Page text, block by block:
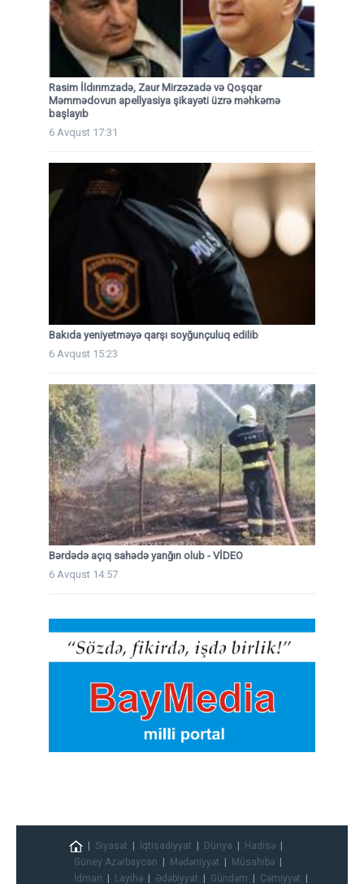
Rasim İldırımzadə, Zaur Mirzəzadə və Qoşqar
Məmmədovun apellyasiya şikayəti üzrə məhkəmə
başlayıb
6 Avqust 17:31
Bakıda yeniyetməyə qarşı soyğunçuluq edilib
6 Avqust 15:23
Bərdədə açıq sahədə yanğın olub - VİDEO
6 Avqust 14:57
Siyasət İqtisadiyyat Dünya
Hadisə
Güney Azərbaycan
Mədəniyyət
Müsahibə
İdman
Layihə Ədəbiyyat Gündəm Cəmiyyət